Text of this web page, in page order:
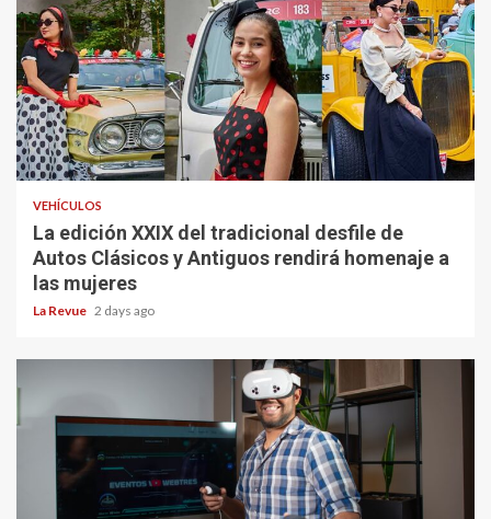
VEHÍCULOS
La edición XXIX del tradicional desfile de
Autos Clásicos y Antiguos rendirá homenaje a
las mujeres
La Revue 2 days ago